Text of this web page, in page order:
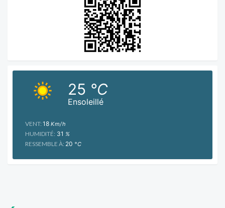
Ensoleillé
25 °C
VENT: 18 Km/h
HUMIDITÉ: 31 %
RESSEMBLE À: 20 °C